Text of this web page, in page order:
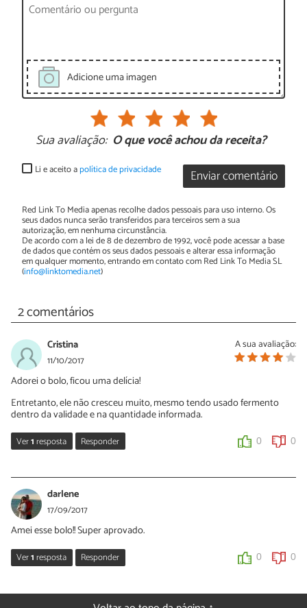
Adicione uma imagen
Sua avaliação: O que você achou da receita?
Enviar comentário
Li e aceito apolítica de privacidade
Red Link To Media apenas recolhe dados pessoais para uso interno. Os
seus dados nunca serão transferidos para terceiros sem a sua
autorização, em nenhuma circunstância.
De acordo com a lei de 8 de dezembro de 1992, você pode acessar a base
de dados que contém os seus dados pessoais e alterar essa informação
em qualquer momento, entrando em contato com Red Link To Media SL
(info@linktomedia.net)
2 comentários
A sua avaliação:
Cristina
11/10/2017
Adorei o bolo, ficou uma delícia!
Entretanto, ele não cresceu muito, mesmo tendo usado fermento
dentro da validade e na quantidade informada.
Ver1resposta Responder 0 0
12/10/2017
Oi Cristina, que bom que você gostou! Esse bolo não cresce
muito por ser preparado com farinhas sem glúten :)
darlene
17/09/2017
Amei esse bolo!! Super aprovado.
Ver1resposta Responder 0 0
18/09/2017